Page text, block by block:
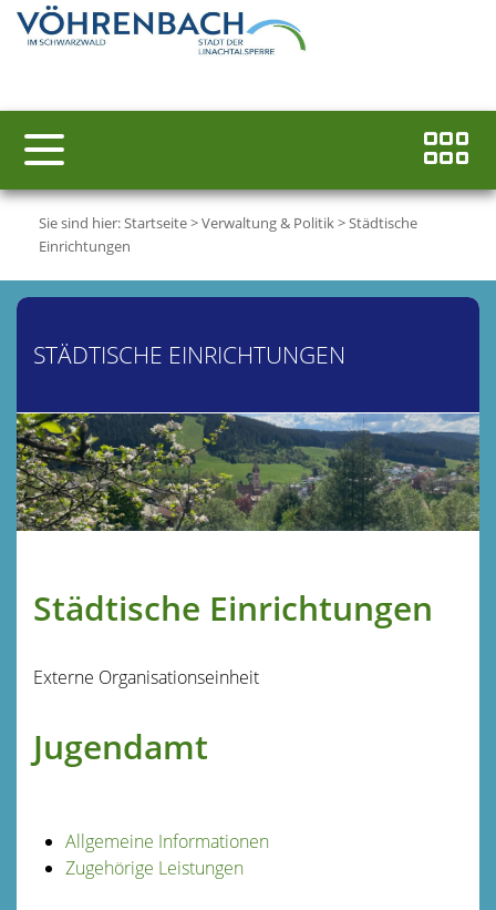
Sie sind hier:Startseite>Verwaltung & Politik>Städtische
Einrichtungen
STÄDTISCHE EINRICHTUNGEN
Städtische Einrichtungen
Externe Organisationseinheit
Jugendamt
Allgemeine Informationen
Zugehörige Leistungen